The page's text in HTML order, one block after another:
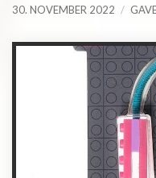
30. NOVEMBER 2022